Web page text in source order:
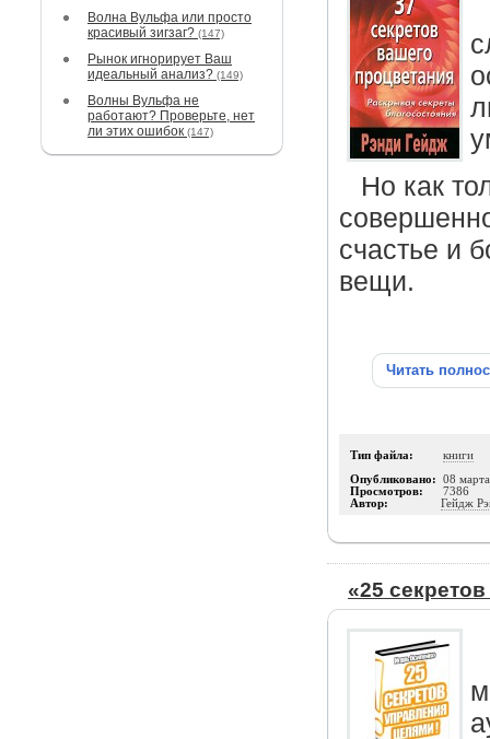
Волна Вульфа или просто
красивый зигзаг? (147)
Рынок игнорирует Ваш
идеальный анализ? (149)
Волны Вульфа не
работают? Проверьте, нет
ли этих ошибок (147)
Но как
счастье и
вещи.
Читать
Тип файла: книги
Опубликовано: 08
Просмотров: 7386
Автор: Гейдж
«25